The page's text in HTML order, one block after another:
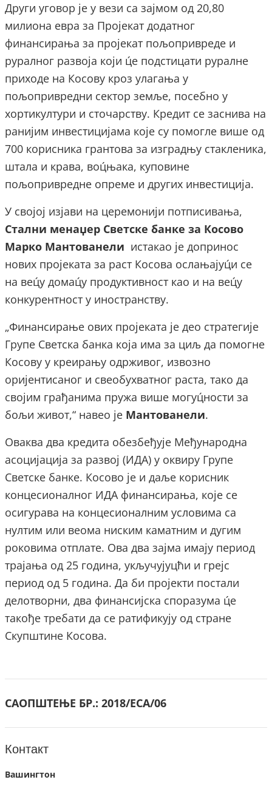
Други уговор је у вези са зајмом од 20,80
милиона евра за Пројекат додатног
финансирања за пројекат пољопривреде и
руралног развоја који ц́е подстицати руралне
приходе на Косову кроз улагања у
пољопривредни сектор земље, посебно у
хортикултури и сточарству. Кредит се заснива на
ранијим инвестицијама које су помогле више од
700 корисника грантова за изградњу стакленика,
штала и крава, воц́њака, куповине
пољопривредне опреме и других инвестиција.
У својој изјави на церемонији потписивања,
Стални менаџер Светске банке за Косово
Марко Мантованели истакао је допринос
нових пројеката за раст Косова ослањајуц́и се
на вец́у домац́у продуктивност као и на вец́у
конкурентност у иностранству.
„Финансирање ових пројеката је део стратегије
Групе Светска банка која има за циљ да помогне
Косову у креирању одрживог, извозно
оријентисаног и свеобухватног раста, тако да
својим грађанима пружа више могуц́ности за
бољи живот,“ навео је Мантованели.
Оваква два кредита обезбеђује Међународна
асоцијација за развој (ИДА) у оквиру Групе
Светске банке. Косово је и даље корисник
концесионалног ИДА финансирања, које се
осигурава на концесионалним условима са
нултим или веома ниским каматним и дугим
роковима отплате. Ова два зајма имају период
трајања од 25 година, укључујуцћи и грејс
период од 5 година. Да би пројекти постали
делотворни, два финансијска споразума ц́е
такође требати да се ратификују од стране
Скупштине Косова.
САОПШТЕЊЕ БР.: 2018/ECA/06
Контакт
Вашингтон